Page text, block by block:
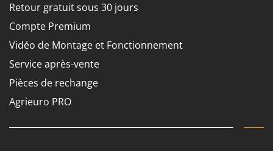
N
Nettoyeurs et Balais à vapeur
Nettoyeurs haute pression
Nettoyeurs tapis, moquettes et tapisseries
P
Perches Élagueuses
Fimar
FINI
Fiorentini
Fiskars
Flymo
Fontana Forni
Retour gratuit sous 30 jours
Compte Premium
Vidéo de Montage et Fonctionnement
Service après-vente
Pièces de rechange
Agrieuro PRO